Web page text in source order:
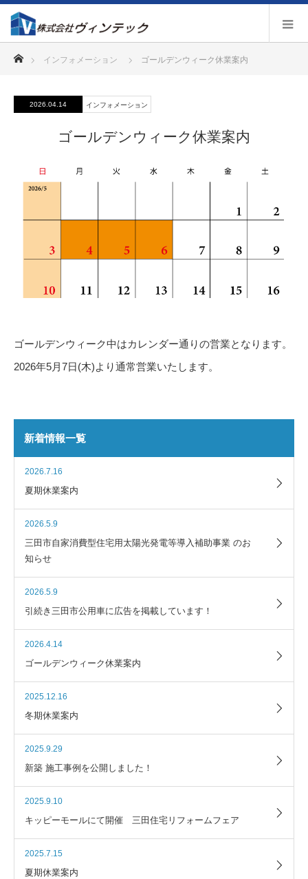
インフォメーション ゴールデンウィーク休業案内
2026.04.14 インフォメーション
ゴールデンウィーク休業案内
ゴールデンウィーク中はカレンダー通りの営業となります。
2026年5月7日(木)より通常営業いたします。
新着情報一覧
2026.7.16
夏期休業案内
2026.5.9
三田市自家消費型住宅用太陽光発電等導入補助事業 のお
知らせ
2026.5.9
引続き三田市公用車に広告を掲載しています！
2026.4.14
ゴールデンウィーク休業案内
2025.12.16
冬期休業案内
2025.9.29
新築 施工事例を公開しました！
2025.9.10
キッピーモールにて開催 三田住宅リフォームフェア
2025.7.15
夏期休業案内